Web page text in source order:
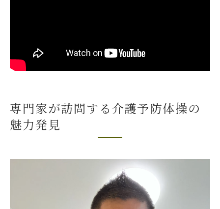
引きこもり防止と健康維持を支える運動習慣
引きこもり防止に効く体操一覧表
運動習慣がもたらす心身への影響
家族で支える介護予防のポイント
地域交流を促す体操プログラム
沖縄県内サポート体制比較早見表
地域密着型サービスの魅力とは
専門家と一緒に作る運動プラン
専門家が訪問する介護予防体操の
魅力発見